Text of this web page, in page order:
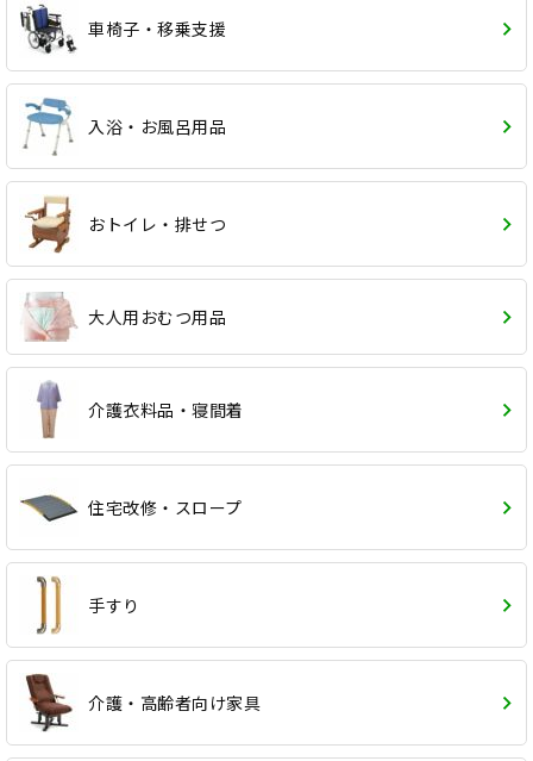
車椅子・移乗支援
入浴・お風呂用品
おトイレ・排せつ
大人用おむつ用品
介護衣料品・寝間着
住宅改修・スロープ
手すり
介護・高齢者向け家具